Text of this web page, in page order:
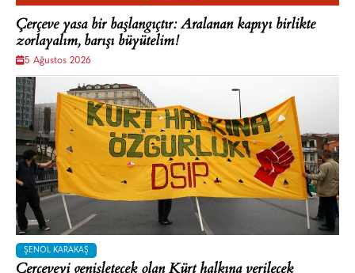
Çerçeve yasa bir başlangıçtır: Aralanan kapıyı birlikte
zorlayalım, barışı büyütelim!
5 Ağustos 2026
ŞENOL KARAKAŞ